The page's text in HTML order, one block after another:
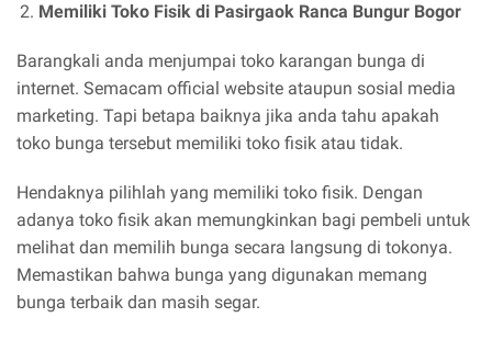
Memiliki Toko Fisik di Pasirgaok Ranca Bungur Bogor
Barangkali anda menjumpai toko karangan bunga di
internet. Semacam official website ataupun sosial media
marketing. Tapi betapa baiknya jika anda tahu apakah
toko bunga tersebut memiliki toko fisik atau tidak.
Hendaknya pilihlah yang memiliki toko fisik. Dengan
adanya toko fisik akan memungkinkan bagi pembeli untuk
melihat dan memilih bunga secara langsung di tokonya.
Memastikan bahwa bunga yang digunakan memang
bunga terbaik dan masih segar.